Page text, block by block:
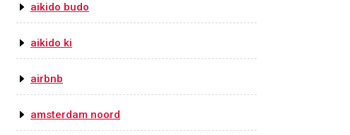
aikido budo
aikido ki
airbnb
amsterdam noord